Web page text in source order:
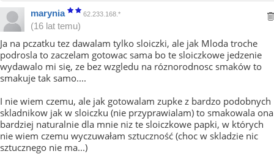
marynia 62.233.168.*
(16 lat temu)
Ja na pczatku tez dawalam tylko sloiczki, ale jak Mloda troche
podrosla to zaczelam gotowac sama bo te sloiczkowe jedzenie
wydawalo mi się, ze bez wzgledu na róznorodnosc smaków to
smakuje tak samo....
I nie wiem czemu, ale jak gotowalam zupke z bardzo podobnych
skladnikow jak w sloiczku (nie przyprawialam) to smakowala ona
bardziej naturalnie dla mnie niz te sloiczkowe papki, w których
nie wiem czemu wyczuwałam sztuczność (choc w skladzie nic
sztucznego nie ma...)